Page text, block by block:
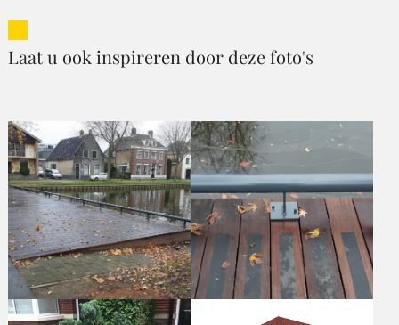
Laat u ook inspireren door deze foto's